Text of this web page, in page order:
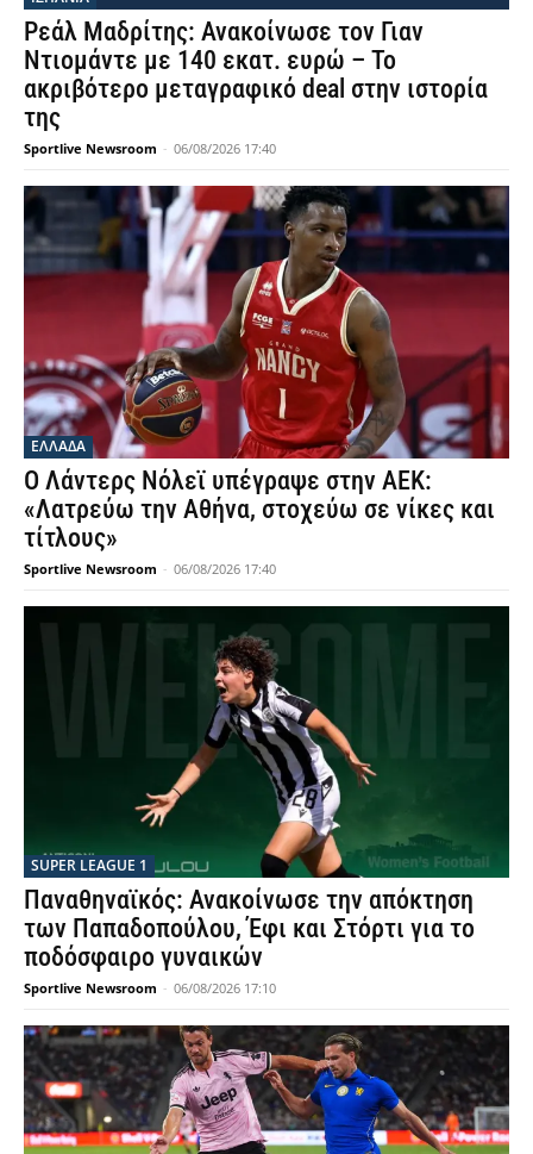
Ρεάλ Μαδρίτης: Ανακοίνωσε τον Γιαν
Ντιομάντε με 140 εκατ. ευρώ – Το
ακριβότερο μεταγραφικό deal στην ιστορία
της
Sportlive Newsroom - 06/08/2026 17:40
ΕΛΛΑΔΑ
Ο Λάντερς Νόλεϊ υπέγραψε στην ΑΕΚ:
«Λατρεύω την Αθήνα, στοχεύω σε νίκες και
τίτλους»
Sportlive Newsroom - 06/08/2026 17:40
SUPER LEAGUE 1
Παναθηναϊκός: Ανακοίνωσε την απόκτηση
των Παπαδοπούλου, Έφι και Στόρτι για το
ποδόσφαιρο γυναικών
Sportlive Newsroom - 06/08/2026 17:10